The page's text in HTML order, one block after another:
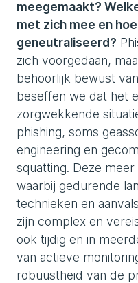
meegemaakt?
met zich mee en
geneutraliseerd?
zich voorgedaan,
behoorlijk bewust
beseffen we dat het
zorgwekkende
phishing, soms
engineering en
squatting. Deze
waarbij gedurende
technieken en
zijn complex en
ook tijdig en in
van actieve
robuustheid van de